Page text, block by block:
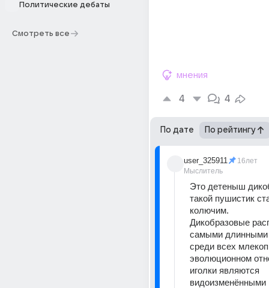
Политические дебаты
Смотреть все
мнения
4 4
По дате По рейтингу
user_325911
Мыслитель
16лет
Это детеныш
такой пушистик
колючим.
Дикобразовые
самыми длинными
среди всех
эволюционном
иголки являются
видоизменёнными